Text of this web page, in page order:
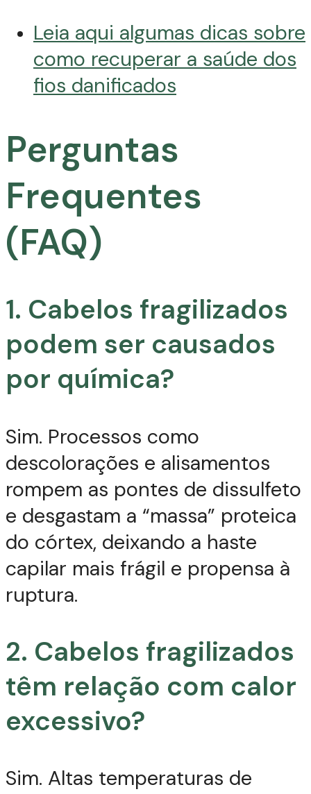
Leia aqui algumas dicas sobre
como recuperar a saúde dos
fios danificados
Perguntas
Frequentes
(FAQ)
1. Cabelos fragilizados
podem ser causados
por química?
Sim. Processos como
descolorações e alisamentos
rompem as pontes de dissulfeto
e desgastam a “massa” proteica
do córtex, deixando a haste
capilar mais frágil e propensa à
ruptura.
2. Cabelos fragilizados
têm relação com calor
excessivo?
Sim. Altas temperaturas de